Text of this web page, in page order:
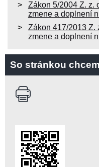
Zákon 5/2004 Z. z.
zmene a doplnení
Zákon 417/2013 Z.
zmene a doplnení
So stránkou chcem